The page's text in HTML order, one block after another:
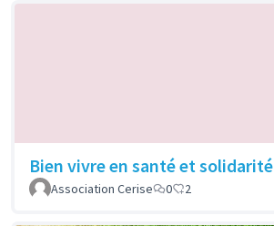
Bien vivre en santé et solidarité
Association Cerise
0 2